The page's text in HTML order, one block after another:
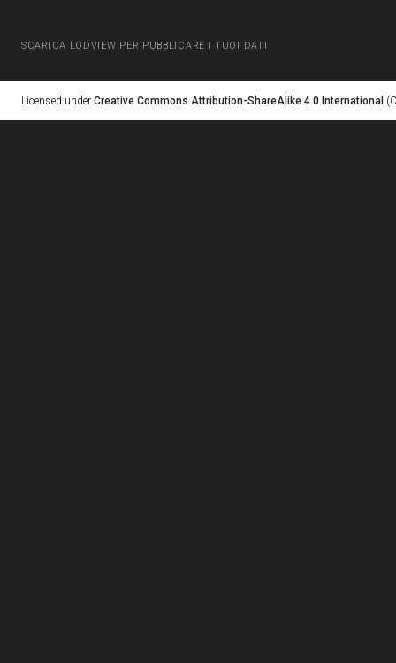
SCARICA LODVIEW PER PUBBLICARE I TUOI DATI
Licensed under Creative Commons Attribution-ShareAlike 4.0 International